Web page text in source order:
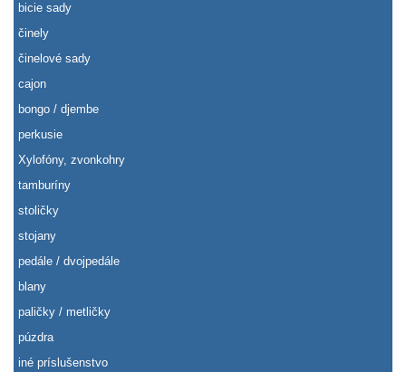
bicie sady
činely
činelové sady
cajon
bongo / djembe
perkusie
Xylofóny, zvonkohry
tamburíny
stoličky
stojany
pedále / dvojpedále
blany
paličky / metličky
púzdra
iné príslušenstvo